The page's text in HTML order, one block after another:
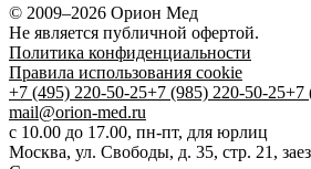
© 2009–2026 Орион Мед
Не является публичной офертой.
Политика конфиденциальности
Правила использования cookie
+7 (495) 220-50-25+7 (985) 220-50-25+7
mail@orion-med.ru
c 10.00 до 17.00, пн-пт, для юрлиц
Москва, ул. Свободы, д. 35, стр. 21,